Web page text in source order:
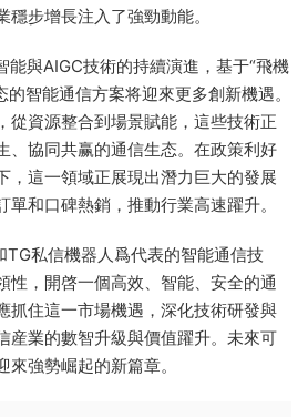
步增長注入了強勁動能。
能與AIGC技術的持續演進，基于“飛機
智能通信方案将迎來更多創新機遇。
從資源整合到場景賦能，這些技術正
、協同共赢的通信生态。在政策利好
，這一領域正展現出潛力巨大的發展
和口碑熱銷，推動行業高速躍升。
TG私信機器人爲代表的智能通信技
性，開啓一個高效、智能、安全的通
抓住這一市場機遇，深化技術研發與
産業的數智升級與價值躍升。未來可
強勢崛起的新篇章。